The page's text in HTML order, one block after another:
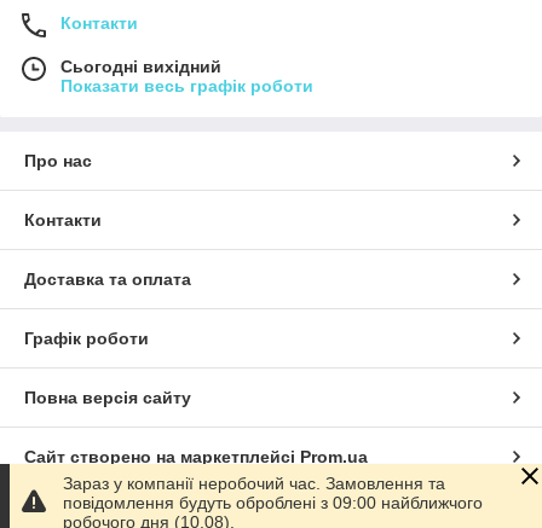
Контакти
Сьогодні вихідний
Показати весь графік роботи
Про нас
Контакти
Доставка та оплата
Графік роботи
Повна версія сайту
Сайт створено на маркетплейсі Prom.ua
Політика конфіденційності
Зараз у компанії неробочий час. Замовлення та
повідомлення будуть оброблені з 09:00 найближчого
робочого дня (10.08).